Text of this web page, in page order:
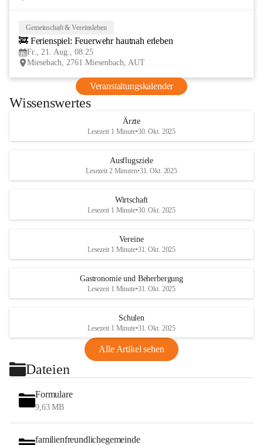
Gemeinschaft & Vereinsleben
🚒 Ferienspiel: Feuerwehr hautnah erleben
Fr., 21. Aug., 08:25
Miesebach, 2761 Miesenbach, AUT
Veranstaltungskalender
Wissenswertes
Ärzte
Lesezeit 1 Minute•30. Okt. 2025
Ausflugsziele
Lesezeit 2 Minuten•31. Okt. 2025
Wirtschaft
Lesezeit 1 Minute•30. Okt. 2025
Vereine
Lesezeit 1 Minute•31. Okt. 2025
Gastronomie und Beherbergung
Lesezeit 1 Minute•31. Okt. 2025
Schulen
Lesezeit 1 Minute•31. Okt. 2025
Alle Artikel sehen
Dateien
Formulare
9,63 MB
familienfreundlichegemeinde